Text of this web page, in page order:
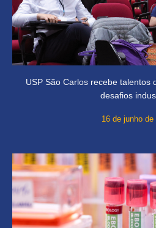
USP São Carlos recebe talentos
desafios
16 de junho de